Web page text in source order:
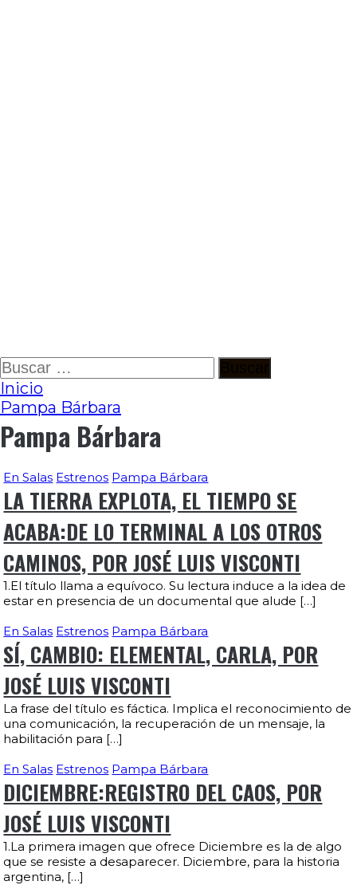
Ir
al
contenido
Buscar:
Inicio
Pampa Bárbara
Pampa Bárbara
En Salas Estrenos Pampa Bárbara
LA TIERRA EXPLOTA, EL TIEMPO SE
ACABA:DE LO TERMINAL A LOS OTROS
CAMINOS, POR JOSÉ LUIS VISCONTI
1.El título llama a equívoco. Su lectura induce a la idea de
estar en presencia de un documental que alude […]
En Salas Estrenos Pampa Bárbara
SÍ, CAMBIO: ELEMENTAL, CARLA, POR
JOSÉ LUIS VISCONTI
La frase del título es fáctica. Implica el reconocimiento de
una comunicación, la recuperación de un mensaje, la
habilitación para […]
En Salas Estrenos Pampa Bárbara
DICIEMBRE:REGISTRO DEL CAOS, POR
JOSÉ LUIS VISCONTI
1.La primera imagen que ofrece Diciembre es la de algo
que se resiste a desaparecer. Diciembre, para la historia
argentina, […]